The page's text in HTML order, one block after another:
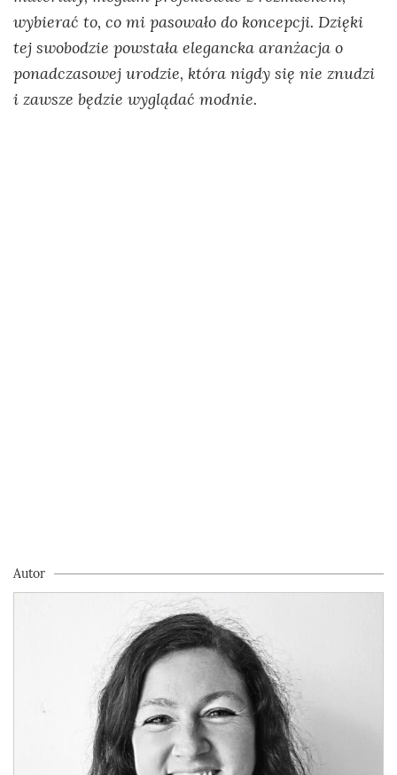
wybierać to, co mi pasowało do koncepcji. Dzięki
tej swobodzie powstała elegancka aranżacja o
ponadczasowej urodzie, która nigdy się nie znudzi
i zawsze będzie wyglądać modnie.
Autor